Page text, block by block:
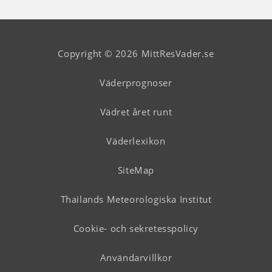
Copyright © 2026 MittResVader.se
Väderprognoser
Vädret året runt
Väderlexikon
SiteMap
Thailands Meteorologiska Institut
Cookie- och sekretesspolicy
Användarvillkor